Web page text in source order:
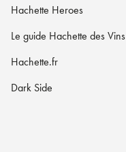
Hachette Heroes
Le guide Hachette des Vins
Hachette.fr
Dark Side